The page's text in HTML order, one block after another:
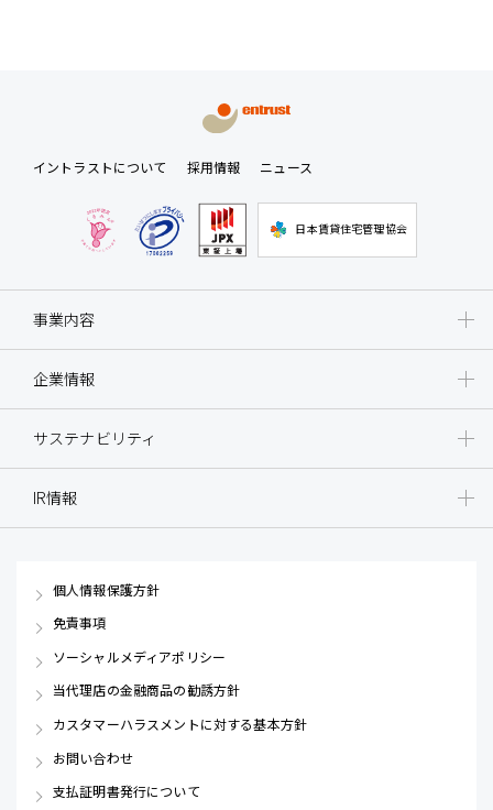
イントラストについて 採用情報 ニュース
日本賃貸住宅管理協会
事業内容
企業情報
サステナビリティ
IR情報
個人情報保護方針
免責事項
ソーシャルメディアポリシー
当代理店の金融商品の勧誘方針
カスタマーハラスメントに対する基本方針
お問い合わせ
支払証明書発行について